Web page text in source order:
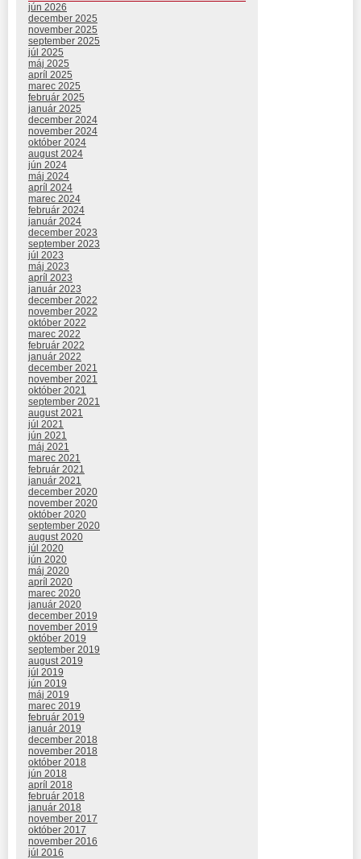
jún 2026
december 2025
november 2025
september 2025
júl 2025
máj 2025
apríl 2025
marec 2025
február 2025
január 2025
december 2024
november 2024
október 2024
august 2024
jún 2024
máj 2024
apríl 2024
marec 2024
február 2024
január 2024
december 2023
september 2023
júl 2023
máj 2023
apríl 2023
január 2023
december 2022
november 2022
október 2022
marec 2022
február 2022
január 2022
december 2021
november 2021
október 2021
september 2021
august 2021
júl 2021
jún 2021
máj 2021
marec 2021
február 2021
január 2021
december 2020
november 2020
október 2020
september 2020
august 2020
júl 2020
jún 2020
máj 2020
apríl 2020
marec 2020
január 2020
december 2019
november 2019
október 2019
september 2019
august 2019
júl 2019
jún 2019
máj 2019
marec 2019
február 2019
január 2019
december 2018
november 2018
október 2018
jún 2018
apríl 2018
február 2018
január 2018
november 2017
október 2017
november 2016
júl 2016